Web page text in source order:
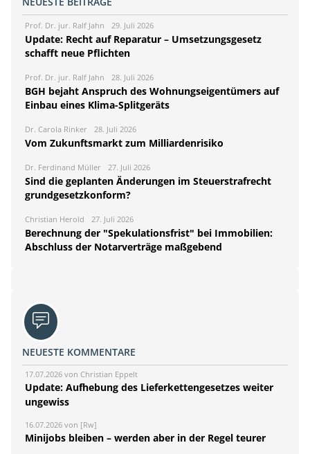
Prof. Dr. jur. Ralf Jahn 29. Juli 2026
Update: Recht auf Reparatur – Umsetzungsgesetz
schafft neue Pflichten
Prof. Dr. jur. Ralf Jahn 28. Juli 2026
BGH bejaht Anspruch des Wohnungseigentümers auf
Einbau eines Klima-Splitgeräts
Dr. Carola Rinker 28. Juli 2026
Vom Zukunftsmarkt zum Milliardenrisiko
Dr. Ferdinand Müller 27. Juli 2026
Sind die geplanten Änderungen im Steuerstrafrecht
grundgesetzkonform?
Christian Herold 27. Juli 2026
Berechnung der "Spekulationsfrist" bei Immobilien:
Abschluss der Notarverträge maßgebend
NEUESTE KOMMENTARE
17.07.2026 von Christian Eppelt
Update: Aufhebung des Lieferkettengesetzes weiter
ungewiss
16.07.2026 von [Rw]
Minijobs bleiben – werden aber in der Regel teurer